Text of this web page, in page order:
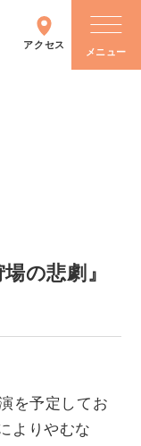
ー
アクセス
の悲劇』
を予定してお
よりやむな